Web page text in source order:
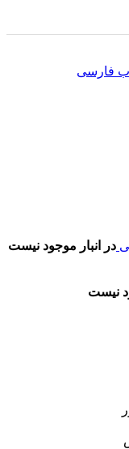
در انبار موجود نیست
نیست